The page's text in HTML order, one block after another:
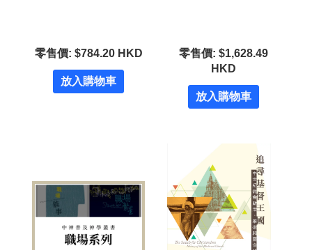
零售價: $784.20 HKD
放入購物車
零售價: $1,628.49
HKD
放入購物車